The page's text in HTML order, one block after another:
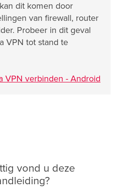
dit komen door
van firewall, router
Probeer in dit geval
VPN tot stand te
VPN verbinden - Android
vond u deze